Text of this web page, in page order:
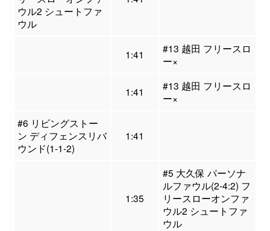
ウル2 シュートファ
ウル
1:41
#13 越田 フリースロ
ー×
1:41
#13 越田 フリースロ
ー×
#6 リビングストー
ン ディフェンスリバ
ウンド(1-1-2)
1:41
1:35
#5 大久保 パーソナ
ルファウル(2-4:2) フ
リースローオンファ
ウル2 シュートファ
ウル